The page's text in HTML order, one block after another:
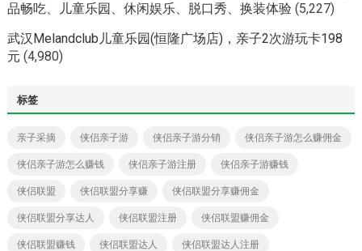
品畅吃、儿童乐园、休闲娱乐、脱口秀、换装体验 (5,227)
武汉Melandclub儿童乐园(恒隆广场店)，亲子2次游玩卡198
元 (4,980)
标签
亲子采摘 侠侣亲子游 侠侣亲子游分销 侠侣亲子游怎么赚佣金
侠侣亲子游怎么赚钱 侠侣亲子游注册 侠侣亲子游赚钱
侠侣联盟 侠侣联盟分享赚 侠侣联盟分享赚佣金
侠侣联盟分享达人 侠侣联盟注册 侠侣联盟赚佣金
侠侣联盟赚钱 侠侣联盟达人 侠侣联盟达人注册